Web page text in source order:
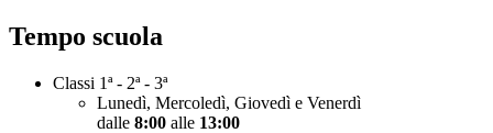
Tempo scuola
Classi 1ª - 2ª - 3ª
Lunedì, Mercoledì, Giovedì e Venerdì
dalle 8:00 alle 13:00